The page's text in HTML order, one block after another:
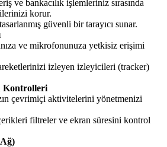
ve bankacılık işlemleriniz sırasında
korur.
güvenli bir tarayıcı sunar.
ve mikrofonunuza yetkisiz erişimi
izleyen izleyicileri (tracker)
Kontrolleri
çevrimiçi aktivitelerini yönetmenizi
filtreler ve ekran süresini kontrol